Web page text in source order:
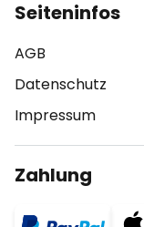
Seiteninfos
AGB
Datenschutz
Impressum
Zahlung